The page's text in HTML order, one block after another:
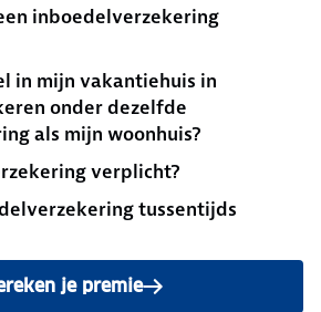
inboedelverzekering
in mijn vakantiehuis in
onder dezelfde
als mijn woonhuis?
verplicht?
tussentijds
je premie